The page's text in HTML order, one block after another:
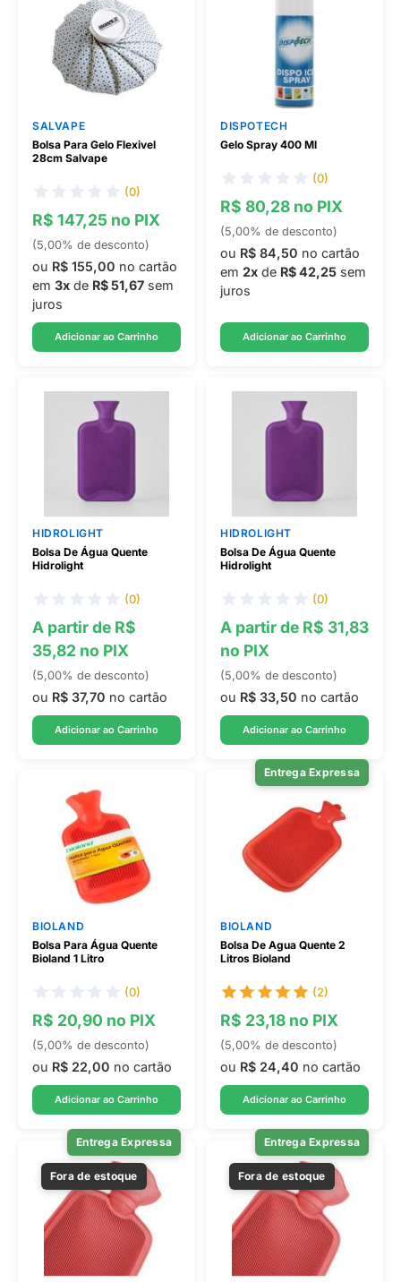
SALVAPE
Bolsa Para Gelo Flexivel
28cm Salvape
(0)
R$ 147,25 no PIX
(5,00% de desconto)
ou R$ 155,00 no cartão
em 3x de R$ 51,67 sem
juros
Adicionar ao Carrinho
DISPOTECH
Gelo Spray 400 Ml
(0)
R$ 80,28 no PIX
(5,00% de desconto)
ou R$ 84,50 no cartão
em 2x de R$ 42,25 sem
juros
Adicionar ao Carrinho
HIDROLIGHT
Bolsa De Água Quente
Hidrolight
(0)
A partir de R$
35,82 no PIX
(5,00% de desconto)
ou R$ 37,70 no cartão
Adicionar ao Carrinho
HIDROLIGHT
Bolsa De Água Quente
Hidrolight
(0)
A partir de R$ 31,83
no PIX
(5,00% de desconto)
ou R$ 33,50 no cartão
Adicionar ao Carrinho
BIOLAND
Bolsa Para Água Quente
Bioland 1 Litro
(0)
R$ 20,90 no PIX
(5,00% de desconto)
ou R$ 22,00 no cartão
Adicionar ao Carrinho
Entrega Expressa
BIOLAND
Bolsa De Agua Quente 2
Litros Bioland
(2)
R$ 23,18 no PIX
(5,00% de desconto)
ou R$ 24,40 no cartão
Adicionar ao Carrinho
Entrega Expressa
Fora de estoque
Entrega Expressa
Fora de estoque